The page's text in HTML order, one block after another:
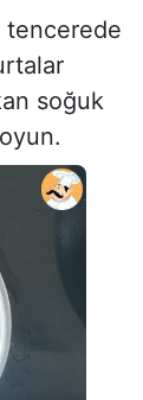
tencerede
soğuk